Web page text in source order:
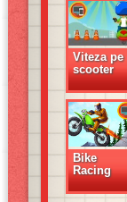
Viteza pe
scooter
Bike
Racing